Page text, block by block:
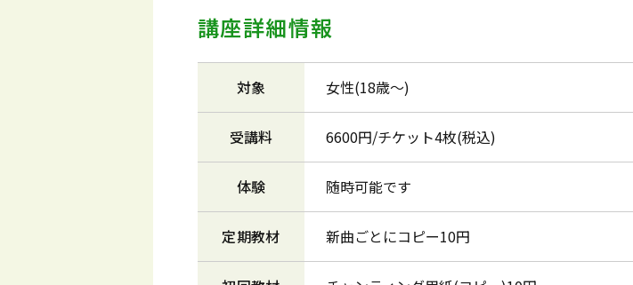
講座詳細情報
対象 女性(18歳～)
受講料 6600円/チケット4枚(税込)
体験 随時可能です
定期教材 新曲ごとにコピー10円